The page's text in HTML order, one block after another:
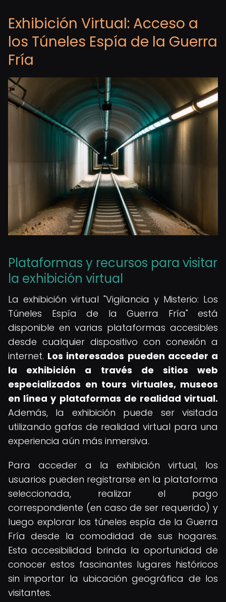
Exhibición Virtual: Acceso a
los Túneles Espía de la Guerra
Fría
Plataformas y recursos para visitar
la exhibición virtual
La exhibición virtual "Vigilancia y Misterio: Los
Túneles Espía de la Guerra Fría" está
disponible en varias plataformas accesibles
desde cualquier dispositivo con conexión a
internet. Los interesados pueden acceder a
la exhibición a través de sitios web
especializados en tours virtuales, museos
en línea y plataformas de realidad virtual.
Además, la exhibición puede ser visitada
utilizando gafas de realidad virtual para una
experiencia aún más inmersiva.
Para acceder a la exhibición virtual, los
usuarios pueden registrarse en la plataforma
seleccionada, realizar el pago
correspondiente (en caso de ser requerido) y
luego explorar los túneles espía de la Guerra
Fría desde la comodidad de sus hogares.
Esta accesibilidad brinda la oportunidad de
conocer estos fascinantes lugares históricos
sin importar la ubicación geográfica de los
visitantes.